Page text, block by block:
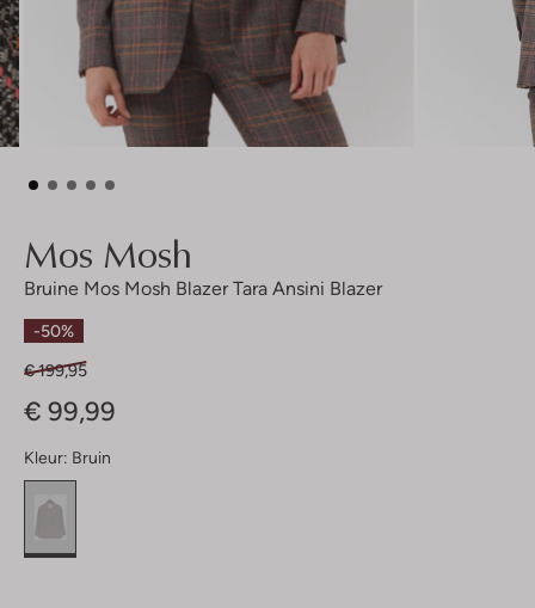
Mos Mosh
Bruine Mos Mosh Blazer Tara Ansini Blazer
-50%
€ 199,95
€ 99,99
Kleur: Bruin